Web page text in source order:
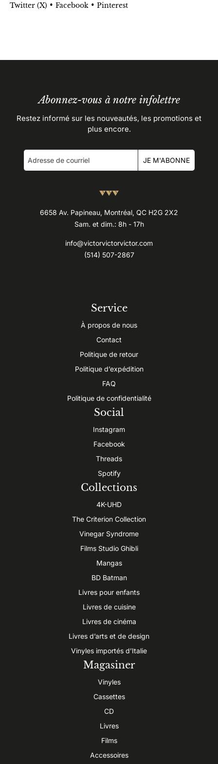
Twitter (X) • Facebook • Pinterest
Abonnez-vous à notre infolettre
Restez informé sur les nouveautés, les promotions et
plus encore.
JE M'ABONNE
6658 Av. Papineau, Montréal, QC H2G 2X2
Sam. et dim.: 8h - 17h
info@victorvictorvictor.com
(514) 507-2867
Service
À propos de nous
Contact
Politique de retour
Politique d’expédition
FAQ
Politique de confidentialité
Social
Instagram
Facebook
Threads
Spotify
Collections
4K-UHD
The Criterion Collection
Vinegar Syndrome
Films Studio Ghibli
Mangas
BD Batman
Livres pour enfants
Livres de cuisine
Livres de cinéma
Livres d’arts et de design
Vinyles importés d’Italie
Magasiner
Vinyles
Cassettes
CD
Livres
Films
Accessoires